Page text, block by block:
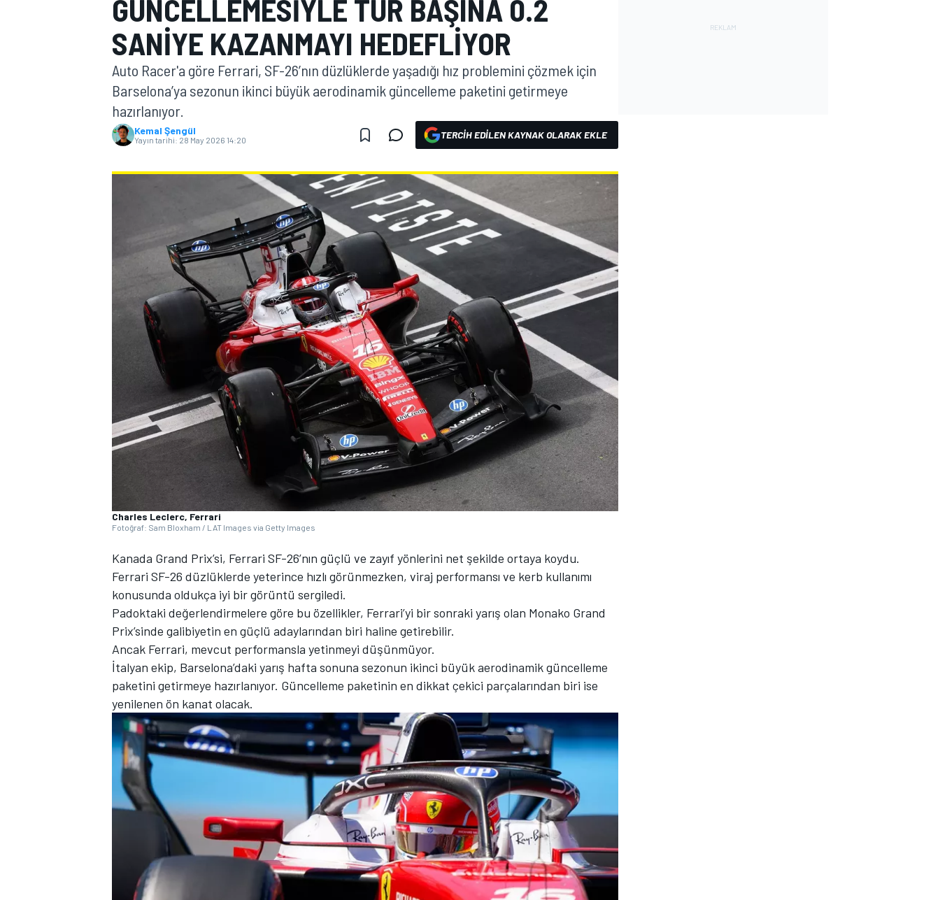
MOTOGP
WORLD SUPERBIKE
WRC
TÜRK SPORCULAR
GÜNCELLEMESIYLE TUR BAŞINA 0.2
SANIYE KAZANMAYI HEDEFLIYOR
Auto Racer'a göre Ferrari, SF-26’nın düzlüklerde yaşadığı hız problemini çözmek için
Barselona’ya sezonun ikinci büyük aerodinamik güncelleme paketini getirmeye
hazırlanıyor.
Kemal Şengül
Yayın tarihi: 28 May 2026 14:20 TERCIH EDILEN KAYNAK OLARAK EKLE
Charles Leclerc, Ferrari
Fotoğraf: Sam Bloxham / LAT Images via Getty Images
Kanada Grand Prix’si, Ferrari SF-26’nın güçlü ve zayıf yönlerini net şekilde ortaya koydu.
Ferrari SF-26 düzlüklerde yeterince hızlı görünmezken, viraj performansı ve kerb kullanımı
konusunda oldukça iyi bir görüntü sergiledi.
Padoktaki değerlendirmelere göre bu özellikler, Ferrari’yi bir sonraki yarış olan Monako Grand
Prix’sinde galibiyetin en güçlü adaylarından biri haline getirebilir.
Ancak Ferrari, mevcut performansla yetinmeyi düşünmüyor.
İtalyan ekip, Barselona’daki yarış hafta sonuna sezonun ikinci büyük aerodinamik güncelleme
paketini getirmeye hazırlanıyor. Güncelleme paketinin en dikkat çekici parçalarından biri ise
yenilenen ön kanat olacak.